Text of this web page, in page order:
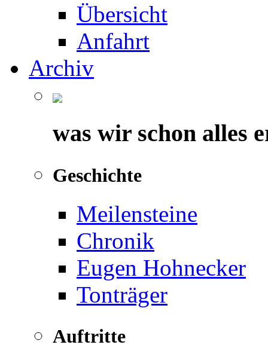
Übersicht
Anfahrt
Archiv
was wir schon alles
Geschichte
Meilensteine
Chronik
Eugen Hohnecker
Tonträger
Auftritte